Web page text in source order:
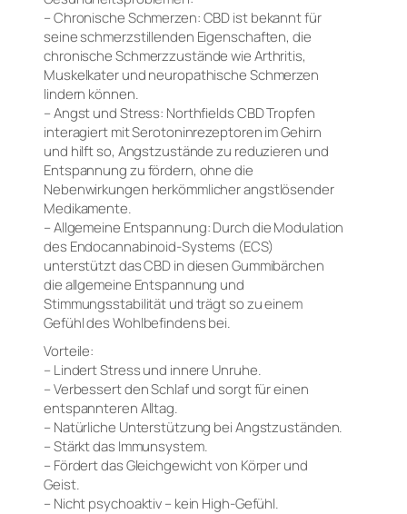
– Chronische Schmerzen: CBD ist bekannt für
seine schmerzstillenden Eigenschaften, die
chronische Schmerzzustände wie Arthritis,
Muskelkater und neuropathische Schmerzen
lindern können.
– Angst und Stress: Northfields CBD Tropfen
interagiert mit Serotoninrezeptoren im Gehirn
und hilft so, Angstzustände zu reduzieren und
Entspannung zu fördern, ohne die
Nebenwirkungen herkömmlicher angstlösender
Medikamente.
– Allgemeine Entspannung: Durch die Modulation
des Endocannabinoid-Systems (ECS)
unterstützt das CBD in diesen Gummibärchen
die allgemeine Entspannung und
Stimmungsstabilität und trägt so zu einem
Gefühl des Wohlbefindens bei.
Vorteile:
– Lindert Stress und innere Unruhe.
– Verbessert den Schlaf und sorgt für einen
entspannteren Alltag.
– Natürliche Unterstützung bei Angstzuständen.
– Stärkt das Immunsystem.
– Fördert das Gleichgewicht von Körper und
Geist.
– Nicht psychoaktiv – kein High-Gefühl.